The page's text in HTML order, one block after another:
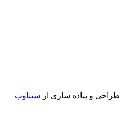
طراحی و پیاده سازی از سیناوب